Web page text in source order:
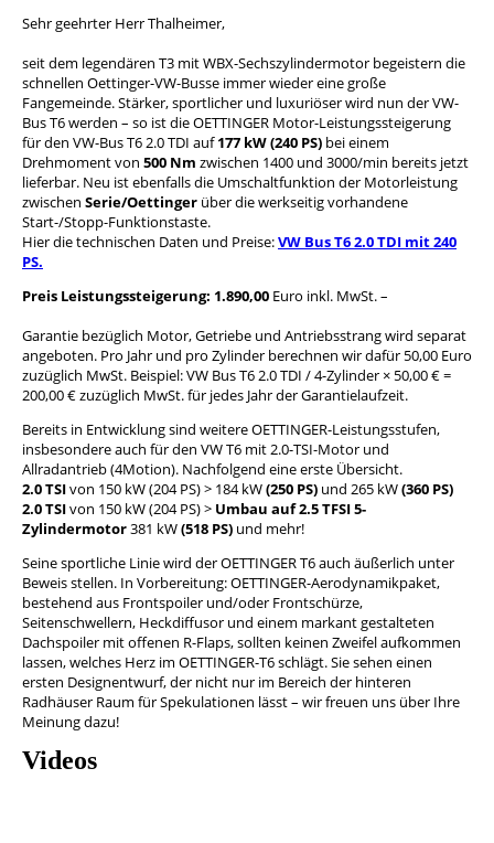
Sehr geehrter Herr Thalheimer,
seit dem legendären T3 mit WBX-Sechszylindermotor begeistern die
schnellen Oettinger-VW-Busse immer wieder eine große
Fangemeinde. Stärker, sportlicher und luxuriöser wird nun der VW-
Bus T6 werden – so ist die OETTINGER Motor-Leistungssteigerung
für den VW-Bus T6 2.0 TDI auf177 kW (240 PS) bei einem
Drehmoment von 500 Nm zwischen 1400 und 3000/min bereits jetzt
lieferbar. Neu ist ebenfalls die Umschaltfunktion der Motorleistung
zwischen Serie/Oettinger über die werkseitig vorhandene
Start-/Stopp-Funktionstaste.
Hier die technischen Daten und Preise:VW Bus T6 2.0 TDI mit 240
PS.
Preis Leistungssteigerung: 1.890,00 Euro inkl. MwSt. –
Garantie bezüglich Motor, Getriebe und Antriebsstrang wird separat
angeboten. Pro Jahr und pro Zylinder berechnen wir dafür 50,00 Euro
zuzüglich MwSt. Beispiel: VW Bus T6 2.0 TDI / 4-Zylinder × 50,00 € =
200,00 € zuzüglich MwSt. für jedes Jahr der Garantielaufzeit.
Bereits in Entwicklung sind weitere OETTINGER-Leistungsstufen,
insbesondere auch für den VW T6 mit 2.0-TSI-Motor und
Allradantrieb (4Motion). Nachfolgend eine erste Übersicht.
2.0 TSIvon 150 kW (204 PS) > 184 kW(250 PS) und 265 kW(360 PS)
2.0 TSIvon 150 kW (204 PS) > Umbau auf 2.5 TFSI 5-
Zylindermotor381 kW(518 PS) und mehr!
Seine sportliche Linie wird der OETTINGER T6 auch äußerlich unter
Beweis stellen. In Vorbereitung: OETTINGER-Aerodynamikpaket,
bestehend aus Frontspoiler und/oder Frontschürze,
Seitenschwellern, Heckdiffusor und einem markant gestalteten
Dachspoiler mit offenen R-Flaps, sollten keinen Zweifel aufkommen
lassen, welches Herz im OETTINGER-T6 schlägt. Sie sehen einen
ersten Designentwurf, der nicht nur im Bereich der hinteren
Radhäuser Raum für Spekulationen lässt – wir freuen uns über Ihre
Meinung dazu!
Videos